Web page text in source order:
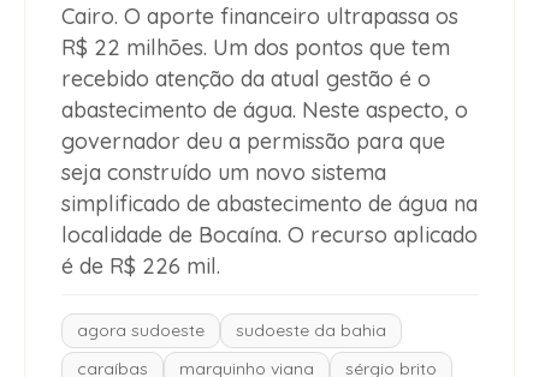
Cairo. O aporte financeiro ultrapassa os
R$ 22 milhões. Um dos pontos que tem
recebido atenção da atual gestão é o
abastecimento de água. Neste aspecto, o
governador deu a permissão para que
seja construído um novo sistema
simplificado de abastecimento de água na
localidade de Bocaína. O recurso aplicado
é de R$ 226 mil.
agora sudoeste
sudoeste da bahia
caraíbas
marquinho viana sérgio brito